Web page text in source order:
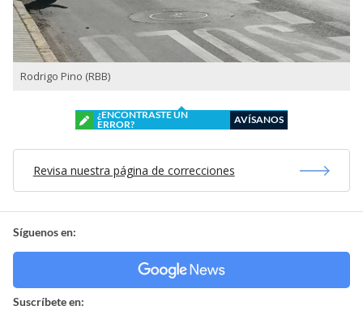
Rodrigo Pino (RBB)
¿ENCONTRASTE UN
ERROR?
AVÍSANOS
Revisa nuestra página de correcciones
Síguenos en:
Suscríbete en: